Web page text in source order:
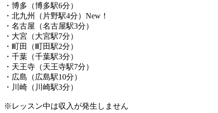
・博多（博多駅6分）
・北九州（片野駅4分）New！
・名古屋（名古屋駅3分）
・大宮（大宮駅7分）
・町田（町田駅2分）
・千葉（千葉駅3分）
・天王寺（天王寺駅7分）
・広島（広島駅10分）
・川崎（川崎駅3分）
※レッスン中は収入が発生しません